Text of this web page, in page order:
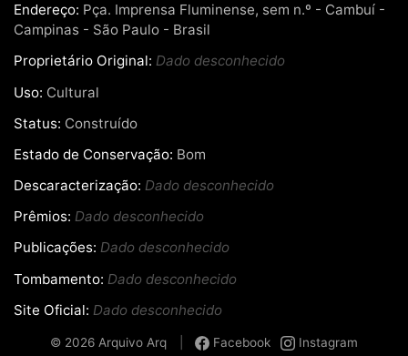
Endereço: Pça. Imprensa Fluminense, sem n.º - Cambuí -
Campinas - São Paulo - Brasil
Proprietário Original: Dado desconhecido
Uso: Cultural
Status: Construído
Estado de Conservação: Bom
Descaracterização: Dado desconhecido
Prêmios: Dado desconhecido
Publicações: Dado desconhecido
Tombamento: Dado desconhecido
Site Oficial: Dado desconhecido
© 2026 Arquivo Arq Facebook Instagram